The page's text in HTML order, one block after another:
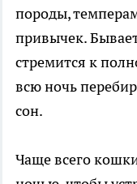
породы,
привычек.
стремится к
всю ночь
сон.
Чаще всего